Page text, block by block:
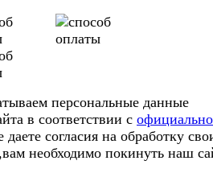
персональные данные
в соответствии с
согласия на обработку
необходимо покинуть наш